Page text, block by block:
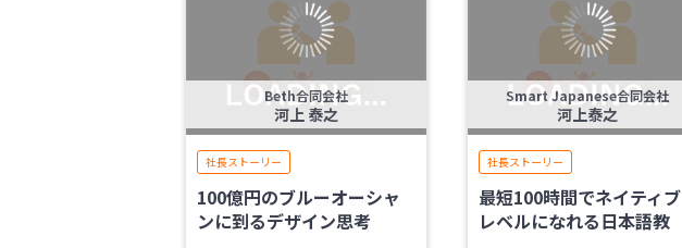
Beth合同会社
河上 泰之
社長ストーリー
100億円のブルーオーシャ
ンに到るデザイン思考
Smart Japanese合同会社
河上泰之
社長ストーリー
最短100時間でネイティブ
レベルになれる日本語教